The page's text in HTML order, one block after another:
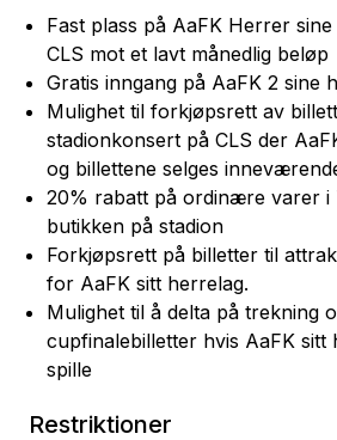
Fast plass på AaFK Herrer
CLS mot et lavt månedlig beløp
Gratis inngang på AaFK 2 sine
Mulighet til forkjøpsrett av
stadionkonsert på CLS der
og billettene selges
20% rabatt på ordinære varer i
butikken på stadion
Forkjøpsrett på billetter til
for AaFK sitt herrelag.
Mulighet til å delta på trekning
cupfinalebilletter hvis AaFK sitt
spille
Restriktioner